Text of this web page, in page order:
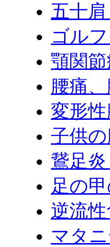
五十
ゴル
顎関
腰痛
変形
子供
鵞足
足の
逆流
マタ